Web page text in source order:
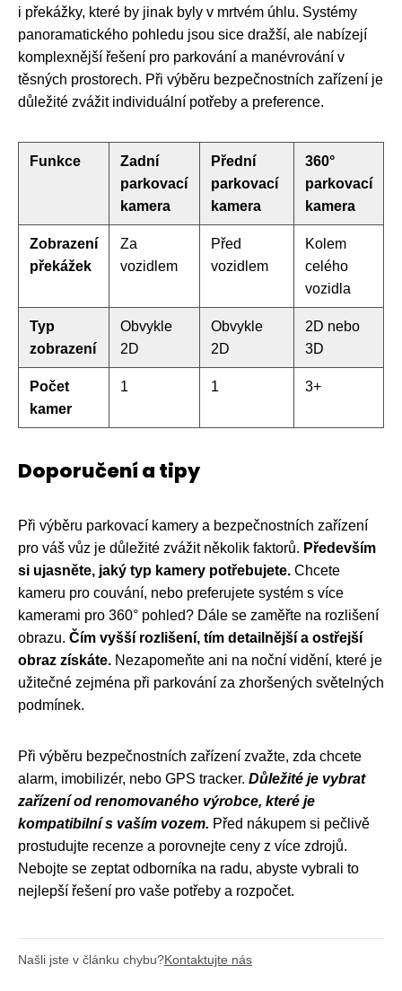
i překážky, které by jinak byly v mrtvém úhlu. Systémy
panoramatického pohledu jsou sice dražší, ale nabízejí
komplexnější řešení pro parkování a manévrování v
těsných prostorech. Při výběru bezpečnostních zařízení je
důležité zvážit individuální potřeby a preference.
Funkce
Zadní
parkovací
kamera
Přední
parkovací
kamera
360°
parkovací
kamera
Zobrazení
překážek
Za
vozidlem
Před
vozidlem
Kolem
celého
vozidla
Typ
zobrazení
Obvykle
2D
Obvykle
2D
2D nebo
3D
Počet
kamer
1 1 3+
Doporučení a tipy
Při výběru parkovací kamery a bezpečnostních zařízení
pro váš vůz je důležité zvážit několik faktorů. Především
si ujasněte, jaký typ kamery potřebujete. Chcete
kameru pro couvání, nebo preferujete systém s více
kamerami pro 360° pohled? Dále se zaměřte na rozlišení
obrazu. Čím vyšší rozlišení, tím detailnější a ostřejší
obraz získáte. Nezapomeňte ani na noční vidění, které je
užitečné zejména při parkování za zhoršených světelných
podmínek.
Při výběru bezpečnostních zařízení zvažte, zda chcete
alarm, imobilizér, nebo GPS tracker. Důležité je vybrat
zařízení od renomovaného výrobce, které je
kompatibilní s vaším vozem. Před nákupem si pečlivě
prostudujte recenze a porovnejte ceny z více zdrojů.
Nebojte se zeptat odborníka na radu, abyste vybrali to
nejlepší řešení pro vaše potřeby a rozpočet.
Našli jste v článku chybu?Kontaktujte nás